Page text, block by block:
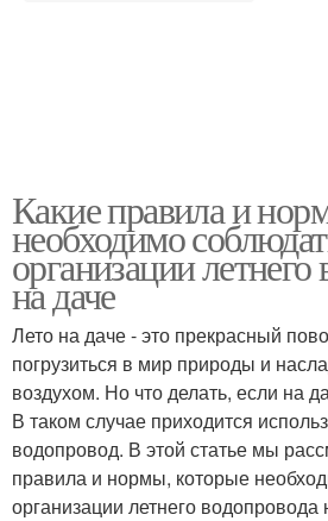
Какие правила и
необходимо
организации летнего
на даче
Лето на даче - это прекрасный
погрузиться в мир природы и
воздухом. Но что делать, если на
В таком случае приходится
водопровод. В этой статье мы
правила и нормы, которые
организации летнего водопровода